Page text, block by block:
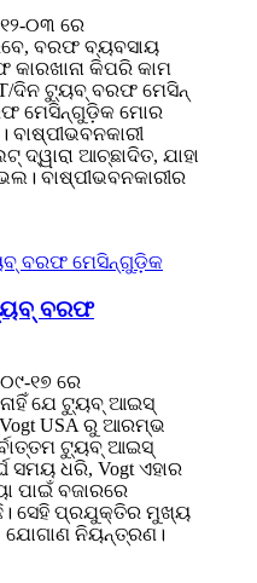
୦୩ ରେ
ବରଫ ବ୍ୟବସାୟ
କିପରି କାମ
ଦିନ ଟ୍ୟୁବ୍ ବରଫ ମେସିନ୍
ମେସିନ୍ଗୁଡ଼ିକ ମୋର
ଆଚ୍ଛାଦିତ, ଯାହା
ବାଷ୍ପୀଭବନକାରୀର
ବରଫ
୧୭ ରେ
ଯେ ଟ୍ୟୁବ୍ ଆଇସ୍
USA ରୁ ଆରମ୍ଭ
ଟ୍ୟୁବ୍ ଆଇସ୍
ସମୟ ଧରି, Vogt ଏହାର
ପାଇଁ ବଜାରରେ
ସେହି ପ୍ରଯୁକ୍ତିର ମୁଖ୍ୟ
ନିୟନ୍ତ୍ରଣ।